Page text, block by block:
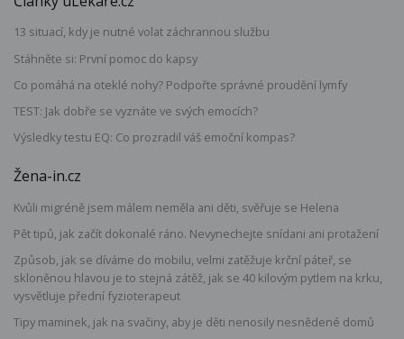
13 situací, kdy je nutné volat záchrannou službu
Stáhněte si: První pomoc do kapsy
Co pomáhá na oteklé nohy? Podpořte správné proudění lymfy
TEST: Jak dobře se vyznáte ve svých emocích?
Výsledky testu EQ: Co prozradil váš emoční kompas?
Žena-in.cz
Kvůli migréně jsem málem neměla ani děti, svěřuje se Helena
Pět tipů, jak začít dokonalé ráno. Nevynechejte snídani ani protažení
Způsob, jak se díváme do mobilu, velmi zatěžuje krční páteř, se
skloněnou hlavou je to stejná zátěž, jak se 40 kilovým pytlem na krku,
vysvětluje přední fyzioterapeut
Tipy maminek, jak na svačiny, aby je děti nenosily nesnědené domů